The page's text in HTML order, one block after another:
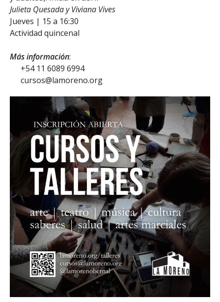
Julieta Quesada y Viviana Vives
Jueves | 15 a 16:30
Actividad quincenal
Más información:
+54 11 6089 6994
cursos@lamoreno.org